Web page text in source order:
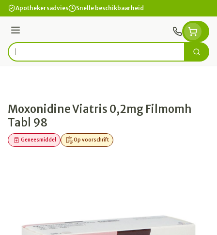
Ga naar de inhoud
Apothekersadvies Snelle beschikbaarheid
Menu
Product, merk, categorie... Zoek
Moxonidine Viatris 0,2mg Filmomh
Tabl 98
Op voorschrift
Geneesmiddel